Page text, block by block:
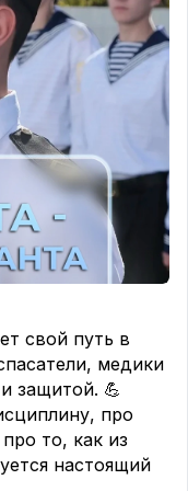
свой путь в
медики
защитой. 💪
про
то, как из
настоящий